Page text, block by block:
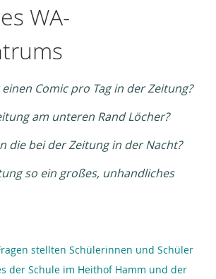
WA-
Comic pro Tag in der Zeitung?
am unteren Rand Löcher?
die bei der Zeitung in der Nacht?
so ein großes, unhandliches
stellten Schülerinnen und Schüler
der Schule im Heithof Hamm und der